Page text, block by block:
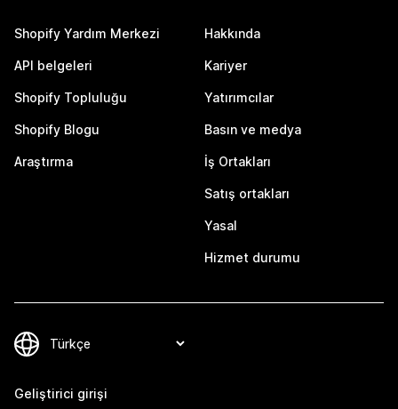
Shopify Yardım Merkezi
API belgeleri
Shopify Topluluğu
Shopify Blogu
Araştırma
Hakkında
Kariyer
Yatırımcılar
Basın ve medya
İş Ortakları
Satış ortakları
Yasal
Hizmet durumu
Geliştirici girişi